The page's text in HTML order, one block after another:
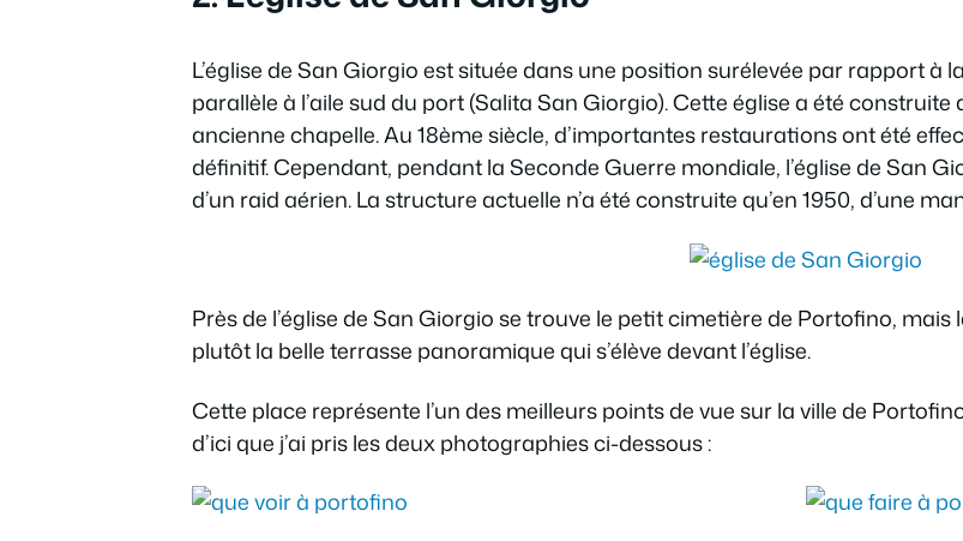
L’église de San Giorgio est située dans une position surélevée par rapport à
parallèle à l’aile sud du port (Salita San Giorgio). Cette église a été construite
ancienne chapelle. Au 18ème siècle, d’importantes restaurations ont été
définitif. Cependant, pendant la Seconde Guerre mondiale, l’église de San
d’un raid aérien. La structure actuelle n’a été construite qu’en 1950, d’une
Près de l’église de San Giorgio se trouve le petit cimetière de Portofino,
plutôt la belle terrasse panoramique qui s’élève devant l’église.
Cette place représente l’un des meilleurs points de vue sur la ville de
d’ici que j’ai pris les deux photographies ci-dessous :